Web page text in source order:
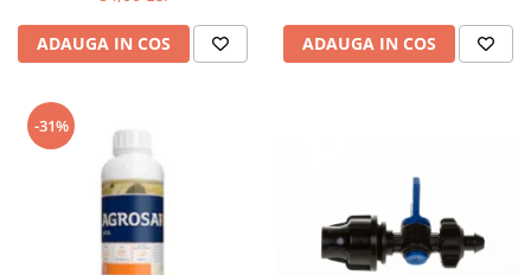
ADAUGA IN COS ADAUGA IN COS
-31%